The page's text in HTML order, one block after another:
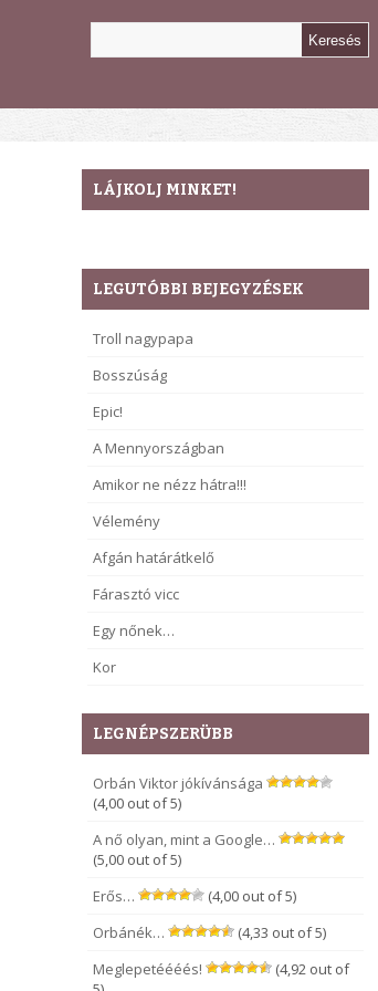
LÁJKOLJ MINKET!
LEGUTÓBBI BEJEGYZÉSEK
Troll nagypapa
Bosszúság
Epic!
A Mennyországban
Amikor ne nézz hátra!!!
Vélemény
Afgán határátkelő
Fárasztó vicc
Egy nőnek…
Kor
LEGNÉPSZERÜBB
Orbán Viktor jókívánsága
(4,00 out of 5)
A nő olyan, mint a Google…
(5,00 out of 5)
Erős…
(4,00 out of 5)
Orbánék…
(4,33 out of 5)
Meglepetéééés!
(4,92 out of